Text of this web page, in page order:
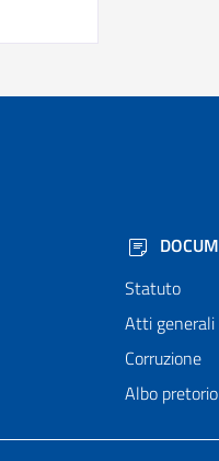
Statuto
Atti generali
Corruzione
Albo pretorio